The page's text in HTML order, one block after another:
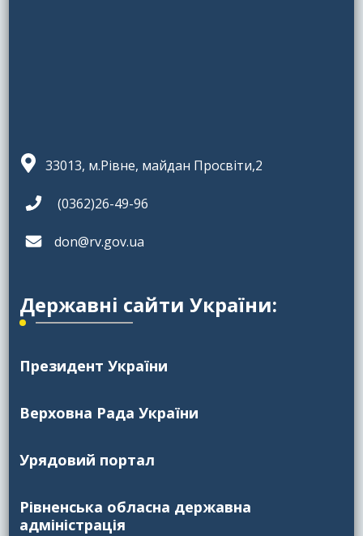
33013, м.Рівне, майдан Просвіти,2
(0362)26-49-96
don@rv.gov.ua
Державні сайти України:
Президент України
Верховна Рада України
Урядовий портал
Рівненська обласна державна
адміністрація